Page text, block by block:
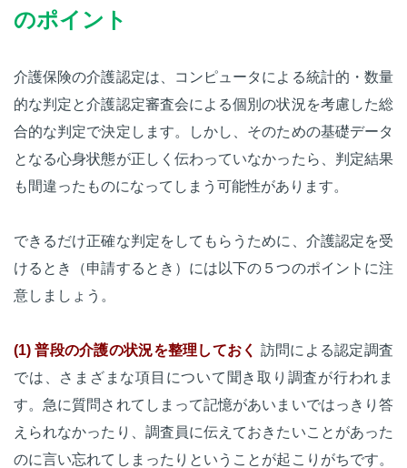
のポイント
介護保険の介護認定は、コンピュータによる統計的・数量
的な判定と介護認定審査会による個別の状況を考慮した総
合的な判定で決定します。しかし、そのための基礎データ
となる心身状態が正しく伝わっていなかったら、判定結果
も間違ったものになってしまう可能性があります。
できるだけ正確な判定をしてもらうために、介護認定を受
けるとき（申請するとき）には以下の５つのポイントに注
意しましょう。
(1) 普段の介護の状況を整理しておく 訪問による認定調査
では、さまざまな項目について聞き取り調査が行われま
す。急に質問されてしまって記憶があいまいではっきり答
えられなかったり、調査員に伝えておきたいことがあった
のに言い忘れてしまったりということが起こりがちです。